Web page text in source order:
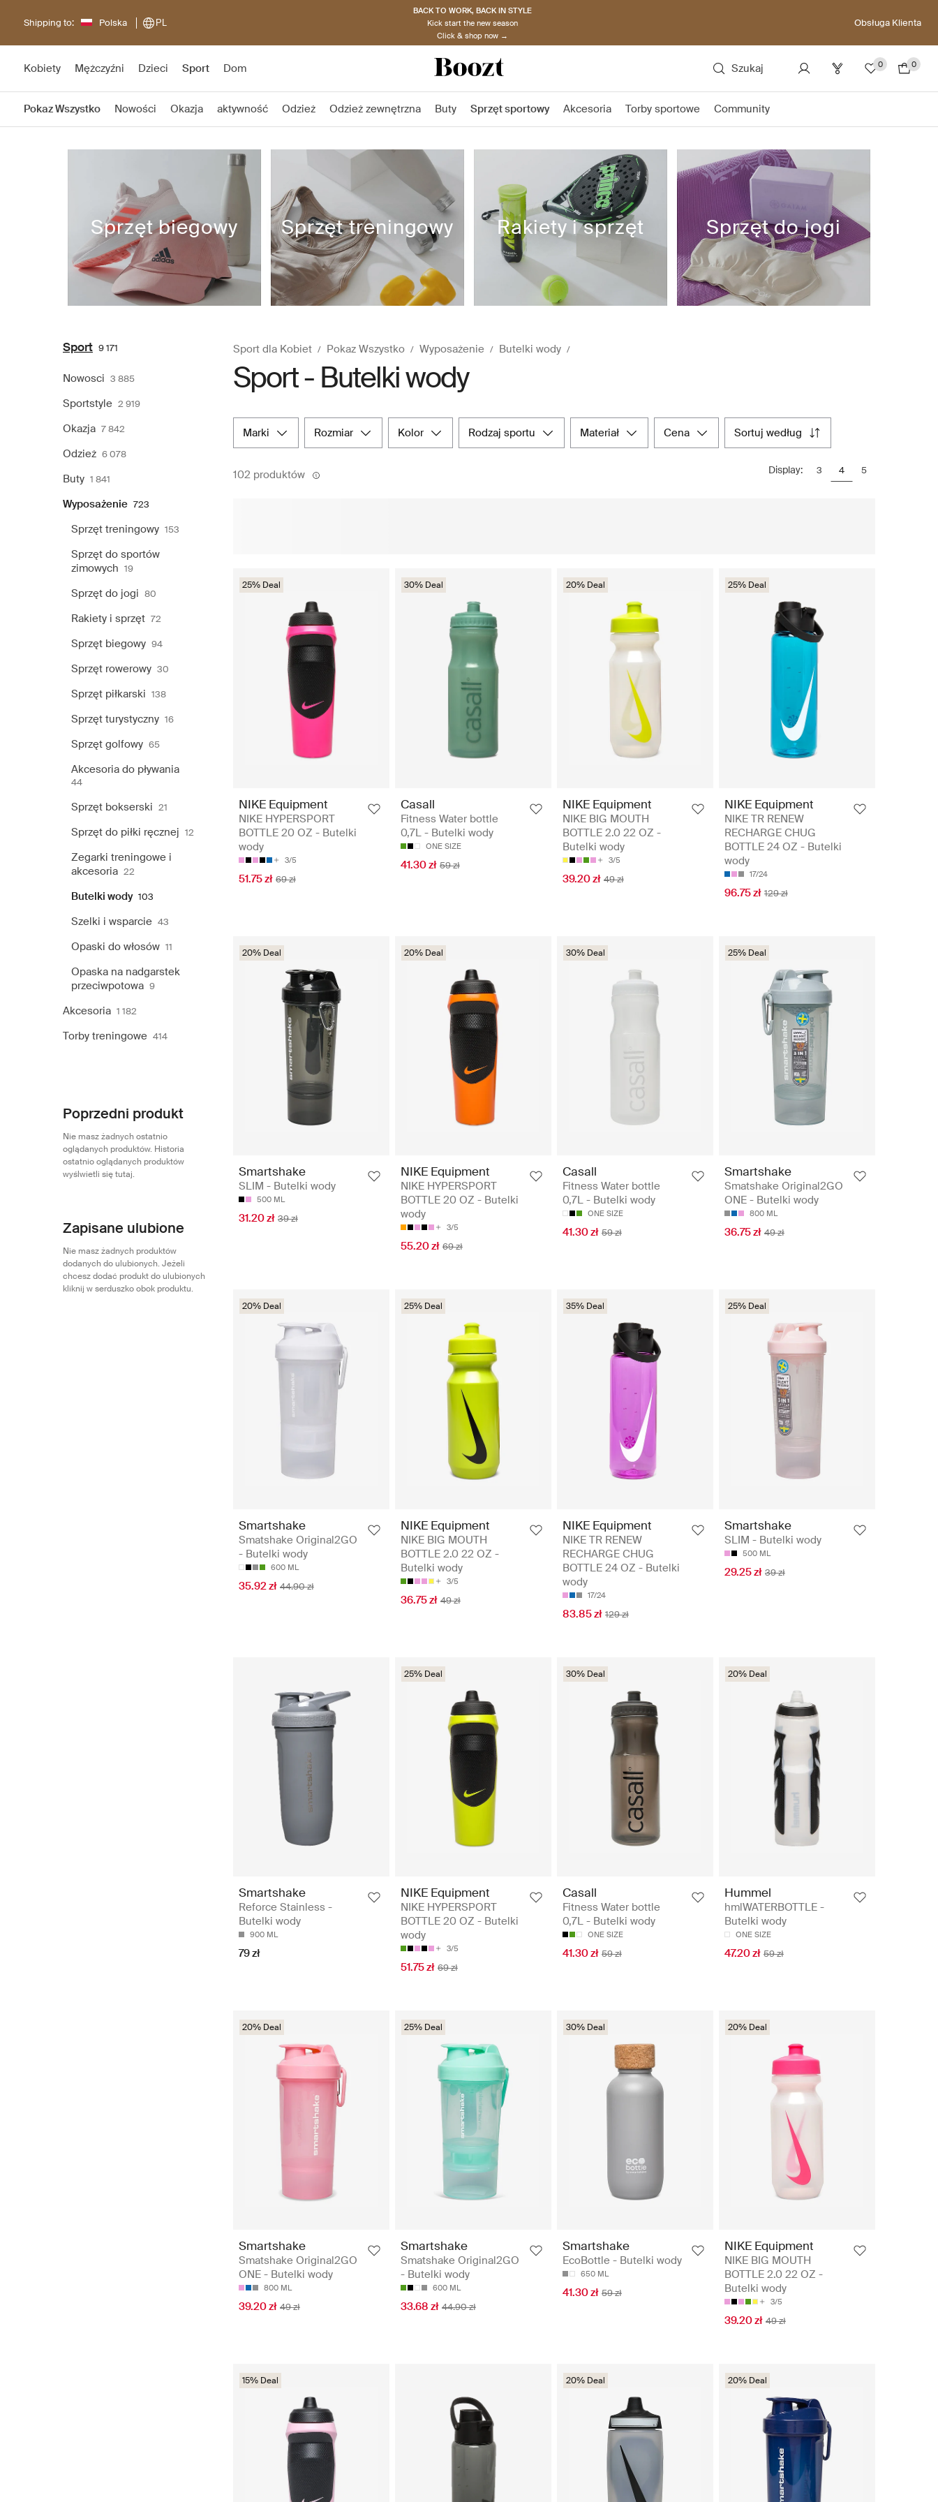
Shipping to: Polska PL
BACK TO WORK, BACK IN STYLE
Kick start the new season
Click & shop now →
Obsługa Klienta
Kobiety Mężczyźni Dzieci Sport Dom Szukaj 0 0
Pokaz Wszystko Nowości Okazja aktywność Odzież Odzież zewnętrzna Buty Sprzęt sportowy Akcesoria Torby sportowe Community
Sprzęt biegowy Sprzęt treningowy Rakiety i sprzęt Sprzęt do jogi
Sport 9 171
Nowosci 3 885
Sportstyle 2 919
Okazja 7 842
Odzież 6 078
Buty 1 841
Wyposażenie 723
Sprzęt treningowy 153
Sprzęt do sportów
zimowych 19
Sprzęt do jogi 80
Rakiety i sprzęt 72
Sprzęt biegowy 94
Sprzęt rowerowy 30
Sprzęt piłkarski 138
Sprzęt turystyczny 16
Sprzęt golfowy 65
Akcesoria do pływania
44
Sprzęt bokserski 21
Sprzęt do piłki ręcznej 12
Zegarki treningowe i
akcesoria 22
Butelki wody 103
Szelki i wsparcie 43
Opaski do włosów 11
Opaska na nadgarstek
przeciwpotowa 9
Akcesoria 1 182
Torby treningowe 414
Poprzedni produkt
Nie masz żadnych ostatnio
oglądanych produktów. Historia
ostatnio oglądanych produktów
wyślwietli się tutaj.
Zapisane ulubione
Nie masz żadnych produktów
dodanych do ulubionych. Jeżeli
chcesz dodać produkt do ulubionych
kliknij w serduszko obok produktu.
Sport dla Kobiet Pokaz Wszystko Wyposażenie Butelki wody
Sport - Butelki wody
marki rozmiar kolor rodzaj sportu materiał cena sortuj według
102 produktów Display: 3 4 5
25% Deal
NIKE Equipment
NIKE HYPERSPORT
BOTTLE 20 OZ - Butelki
wody
3/5
51.75 zł 69 zł
30% Deal
Casall
Fitness Water bottle
0,7L - Butelki wody
ONE SIZE
41.30 zł 59 zł
20% Deal
NIKE Equipment
NIKE BIG MOUTH
BOTTLE 2.0 22 OZ -
Butelki wody
3/5
39.20 zł 49 zł
25% Deal
NIKE Equipment
NIKE TR RENEW
RECHARGE CHUG
BOTTLE 24 OZ - Butelki
wody
17/24
96.75 zł 129 zł
20% Deal
Smartshake
SLIM - Butelki wody
500 ML
31.20 zł 39 zł
20% Deal
NIKE Equipment
NIKE HYPERSPORT
BOTTLE 20 OZ - Butelki
wody
3/5
55.20 zł 69 zł
30% Deal
Casall
Fitness Water bottle
0,7L - Butelki wody
ONE SIZE
41.30 zł 59 zł
25% Deal
Smartshake
Smatshake Original2GO
ONE - Butelki wody
800 ML
36.75 zł 49 zł
20% Deal
Smartshake
Smatshake Original2GO
- Butelki wody
600 ML
35.92 zł 44.90 zł
25% Deal
NIKE Equipment
NIKE BIG MOUTH
BOTTLE 2.0 22 OZ -
Butelki wody
3/5
36.75 zł 49 zł
35% Deal
NIKE Equipment
NIKE TR RENEW
RECHARGE CHUG
BOTTLE 24 OZ - Butelki
wody
17/24
83.85 zł 129 zł
25% Deal
Smartshake
SLIM - Butelki wody
500 ML
29.25 zł 39 zł
Smartshake
Reforce Stainless -
Butelki wody
900 ML
79 zł
25% Deal
NIKE Equipment
NIKE HYPERSPORT
BOTTLE 20 OZ - Butelki
wody
3/5
51.75 zł 69 zł
30% Deal
Casall
Fitness Water bottle
0,7L - Butelki wody
ONE SIZE
41.30 zł 59 zł
20% Deal
Hummel
hmlWATERBOTTLE -
Butelki wody
ONE SIZE
47.20 zł 59 zł
20% Deal
Smartshake
Smatshake Original2GO
ONE - Butelki wody
800 ML
39.20 zł 49 zł
25% Deal
Smartshake
Smatshake Original2GO
- Butelki wody
600 ML
33.68 zł 44.90 zł
30% Deal
Smartshake
EcoBottle - Butelki wody
650 ML
41.30 zł 59 zł
20% Deal
NIKE Equipment
NIKE BIG MOUTH
BOTTLE 2.0 22 OZ -
Butelki wody
3/5
39.20 zł 49 zł
15% Deal 20% Deal 20% Deal